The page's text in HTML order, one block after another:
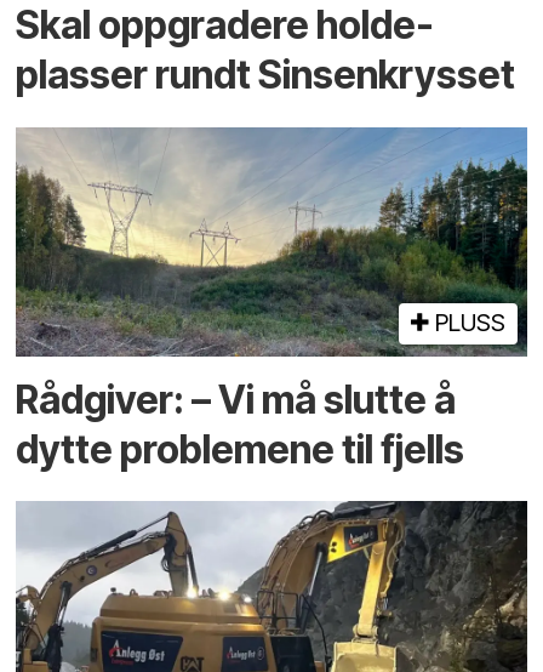
Skal oppgradere holde­
plasser rundt Sinsenkrysset
PLUSS
Rådgiver: – Vi må slutte å
dytte problemene til fjells